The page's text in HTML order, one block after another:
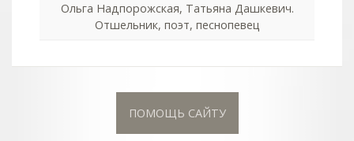
Ольга Надпорожская, Татьяна Дашкевич.
Отшельник, поэт, песнопевец
ПОМОЩЬ САЙТУ